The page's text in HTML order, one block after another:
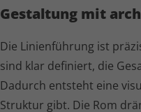
Gestaltung mit
Die Linienführung ist
sind klar definiert, die
Dadurch entsteht eine
Struktur gibt. Die Rom